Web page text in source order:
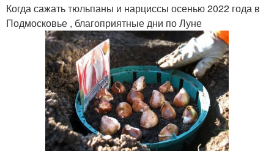
Когда сажать тюльпаны и нарциссы осенью 2022 года в
Подмосковье , благоприятные дни по Луне